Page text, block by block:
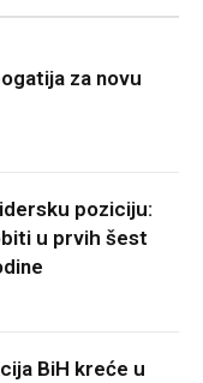
za novu
poziciju:
u prvih šest
BiH kreće u